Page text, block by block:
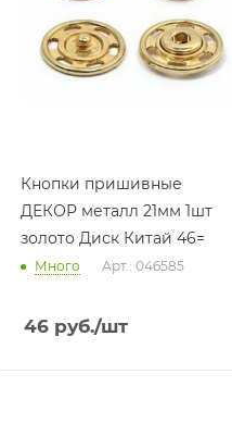
Кнопки пришивные
ДЕКОР металл 21мм 1шт
золото Диск Китай 46=
Много Арт.: 046585
46руб./шт